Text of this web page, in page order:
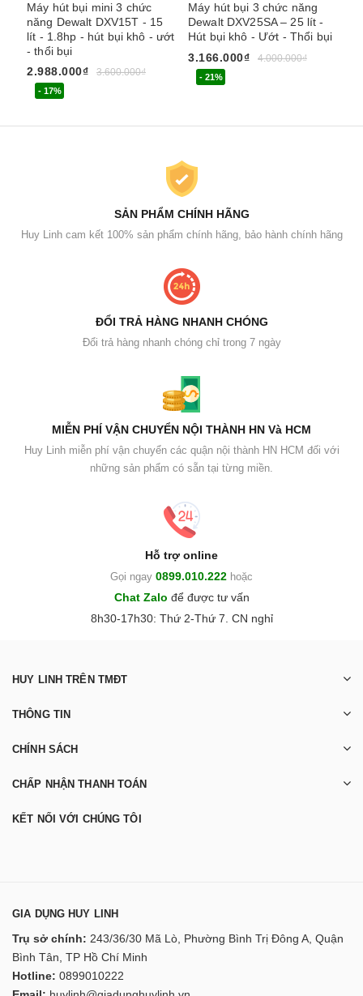
Máy hút bụi mini 3 chức
năng Dewalt DXV15T - 15
lít - 1.8hp - hút bụi khô - ướt
- thổi bụi
2.988.000₫
3.600.000₫
- 17%
Máy hút bụi 3 chức năng
Dewalt DXV25SA – 25 lít -
Hút bụi khô - Ướt - Thổi bụi
3.166.000₫
4.000.000₫
- 21%
SẢN PHẨM CHÍNH HÃNG
Huy Linh cam kết 100% sản phẩm chính hãng, bảo hành chính hãng
ĐỔI TRẢ HÀNG NHANH CHÓNG
Đổi trả hàng nhanh chóng chỉ trong 7 ngày
MIỄN PHÍ VẬN CHUYỂN NỘI THÀNH HN Và HCM
Huy Linh miễn phí vận chuyển các quận nội thành HN HCM đối với
những sản phẩm có sẵn tại từng miền.
Hỗ trợ online
Gọi ngay 0899.010.222 hoặc
Chat Zalo để được tư vấn
8h30-17h30: Thứ 2-Thứ 7. CN nghỉ
HUY LINH TRÊN TMĐT
THÔNG TIN
CHÍNH SÁCH
CHẤP NHẬN THANH TOÁN
KẾT NỐI VỚI CHÚNG TÔI
GIA DỤNG HUY LINH
Trụ sở chính: 243/36/30 Mã Lò, Phường Bình Trị Đông A, Quận
Bình Tân, TP Hồ Chí Minh
Hotline: 0899010222